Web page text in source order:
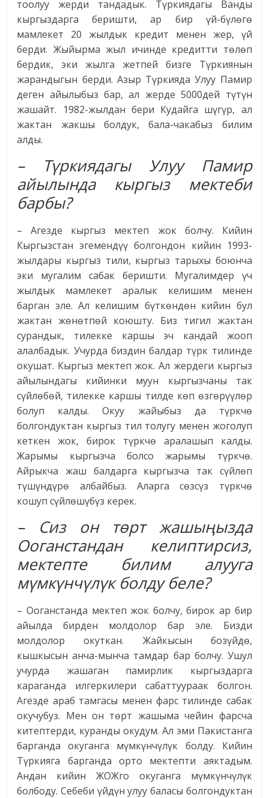
тоолуу жерди тандадык. Түркиядагы Ванды
кыргыздарга беришти, ар бир үй-бүлөгө
мамлекет 20 жылдык кредит менен жер, үй
берди. Жыйырма жыл ичинде кредитти төлөп
бердик, эки жылга жетпей бизге Түркиянын
жарандыгын берди. Азыр Түркияда Улуу Памир
деген айылыбыз бар, ал жерде 5000дей түтүн
жашайт. 1982-жылдан бери Кудайга шүгүр, ал
жактан жакшы болдук, бала-чакабыз билим
алды.
– Түркиядагы Улуу Памир
айылында кыргыз мектеби
барбы?
– Агезде кыргыз мектеп жок болчу. Кийин
Кыргызстан эгемендүү болгондон кийин 1993-
жылдары кыргыз тили, кыргыз тарыхы боюнча
эки мугалим сабак беришти. Мугалимдер үч
жылдык мамлекет аралык келишим менен
барган эле. Ал келишим бүткөндөн кийин бул
жактан жөнөтпөй коюшту. Биз тигил жактан
сурандык, тилекке каршы эч кандай жооп
алалбадык. Учурда биздин балдар түрк тилинде
окушат. Кыргыз мектеп жок. Ал жердеги кыргыз
айылындагы кийинки муун кыргызчаны так
сүйлөбөй, тилекке каршы тилде көп өзгөрүүлөр
болуп калды. Окуу жайыбыз да түркчө
болгондуктан кыргыз тил толугу менен жоголуп
кеткен жок, бирок түркчө аралашып калды.
Жарымы кыргызча болсо жарымы түркчө.
Айрыкча жаш балдарга кыргызча так сүйлөп
түшүндүрө албайбыз. Аларга сөзсүз түркчө
кошуп сүйлөшүбүз керек.
– Сиз он төрт жашыңызда
Ооганстандан келиптирсиз,
мектепте билим алууга
мүмкүнчүлүк болду беле?
– Ооганстанда мектеп жок болчу, бирок ар бир
айылда бирден молдолор бар эле. Бизди
молдолор окуткан. Жайкысын бозүйдө,
кышкысын анча-мынча тамдар бар болчу. Ушул
учурда жашаган памирлик кыргыздарга
караганда илгеркилери сабаттуураак болгон.
Агезде араб тамгасы менен фарс тилинде сабак
окучубуз. Мен он төрт жашыма чейин фарсча
китептерди, куранды окудум. Ал эми Пакистанга
барганда окуганга мүмкүнчүлүк болду. Кийин
Түркияга барганда орто мектепти аяктадым.
Андан кийин ЖОЖго окуганга мүмкүнчүлүк
болбоду. Себеби үйдүн улуу баласы болгондуктан